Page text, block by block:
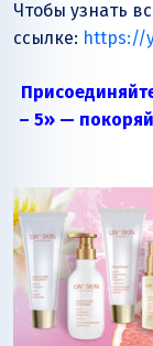
Чтобы узнать
ссылке: https://
– 5» —